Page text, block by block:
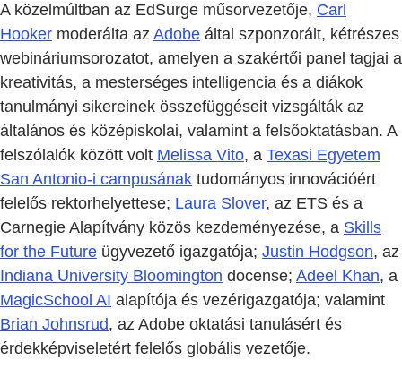
A közelmúltban az EdSurge műsorvezetője, Carl
Hooker moderálta az Adobe által szponzorált, kétrészes
webináriumsorozatot, amelyen a szakértői panel tagjai a
kreativitás, a mesterséges intelligencia és a diákok
tanulmányi sikereinek összefüggéseit vizsgálták az
általános és középiskolai, valamint a felsőoktatásban. A
felszólalók között volt Melissa Vito, a Texasi Egyetem
San Antonio-i campusának tudományos innovációért
felelős rektorhelyettese; Laura Slover, az ETS és a
Carnegie Alapítvány közös kezdeményezése, a Skills
for the Future ügyvezető igazgatója; Justin Hodgson, az
Indiana University Bloomington docense; Adeel Khan, a
MagicSchool AI alapítója és vezérigazgatója; valamint
Brian Johnsrud, az Adobe oktatási tanulásért és
érdekképviseletért felelős globális vezetője.